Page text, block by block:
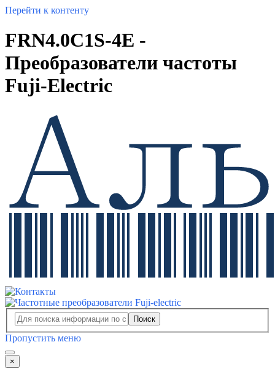
Перейти к контенту
FRN4.0C1S-4E -
Преобразователи частоты
Fuji-Electric
Поиск
Пропустить меню
×